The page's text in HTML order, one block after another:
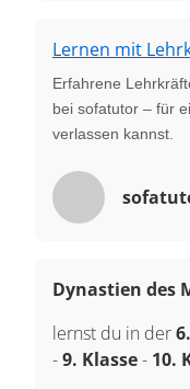
Lernen mit
Erfahrene
bei sofatutor – für
verlassen kannst.
Dynastien des
lernst du in der
-9. Klasse- 10.